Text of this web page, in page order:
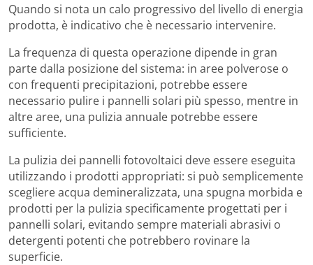
Quando si nota un calo progressivo del livello di energia
prodotta, è indicativo che è necessario intervenire.
La frequenza di questa operazione dipende in gran
parte dalla posizione del sistema: in aree polverose o
con frequenti precipitazioni, potrebbe essere
necessario pulire i pannelli solari più spesso, mentre in
altre aree, una pulizia annuale potrebbe essere
sufficiente.
La pulizia dei pannelli fotovoltaici deve essere eseguita
utilizzando i prodotti appropriati: si può semplicemente
scegliere acqua demineralizzata, una spugna morbida e
prodotti per la pulizia specificamente progettati per i
pannelli solari, evitando sempre materiali abrasivi o
detergenti potenti che potrebbero rovinare la
superficie.